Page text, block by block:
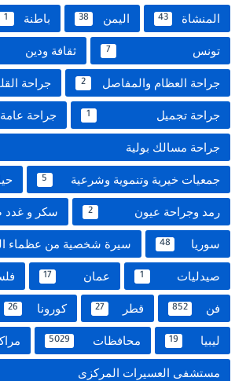
المنشاة 43 اليمن 38 باطنة 1
تونس 7 ثقافة ودين
جراحة العظام والمفاصل 2 جراحة
جراحة تجميل 1 جراحة عامة
جراحة مسالك بولية
جمعيات خيرية وتنموية وشرعية 5
رمد وجراحة عيون 2 سكر و غدد
سوريا 48 سيرة شخصية من عظماء
صيدليات 1 عمان 17
فن 852 قطر 27 كورونا 26
ليبيا 19 محافظات 5029
مستشفى العسيرات المركزى